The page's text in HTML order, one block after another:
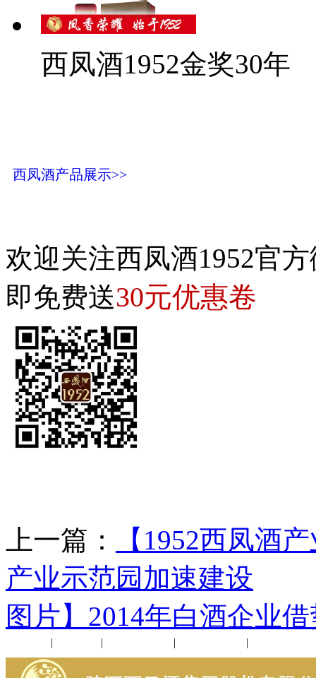
西凤酒1952金奖30年
西凤酒产品展示>>
欢迎关注西凤酒1952官
即免费送30元优惠卷
上一篇：
【1952西凤酒
产业示范园加速建设
图片】2014年白酒企业
| | | |